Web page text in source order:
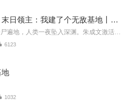
免费精品丨末日领主：我建了个无敌基地丨道祖姊妹篇
6123
地
1032